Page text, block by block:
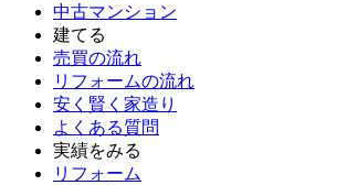
中古マンション
建てる
売買の流れ
リフォームの流れ
安く賢く家造り
よくある質問
実績をみる
リフォーム